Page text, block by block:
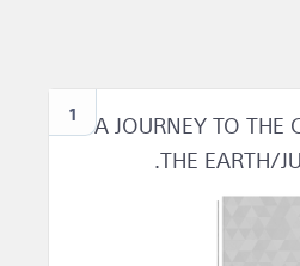
1
A JOURNEY TO THE
THE EARTH/